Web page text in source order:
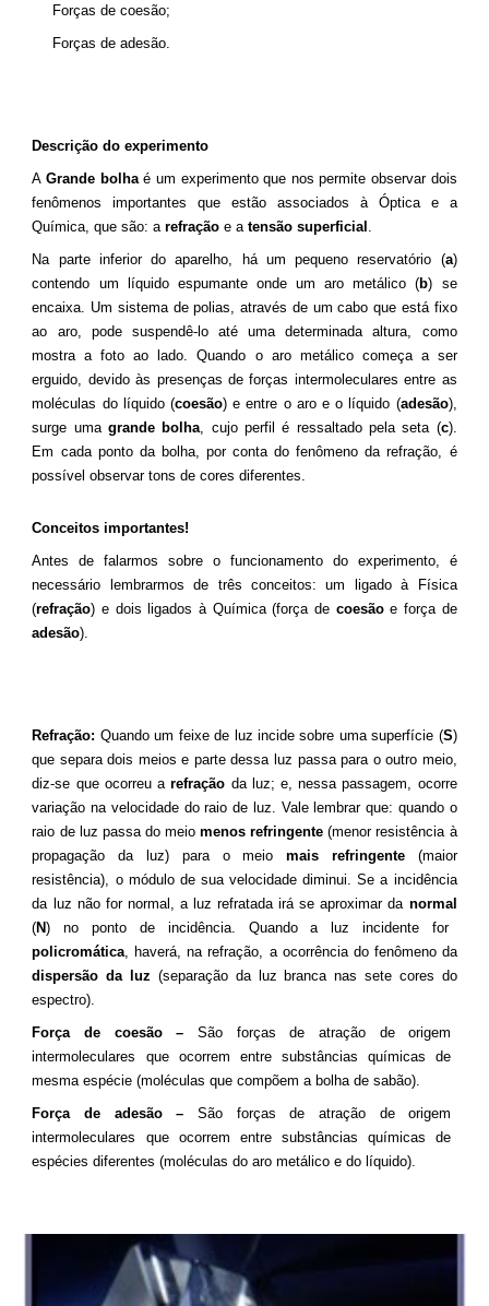
Forças de coesão;
Forças de adesão.
Descrição do experimento
AGrande bolhaé um experimento que nos permite observar dois
fenômenos importantes que estão associados à Óptica e a
Química, que são: arefração e atensão superficial .
Na parte inferior do aparelho, há um pequeno reservatório (a)
contendo um líquido espumante onde um aro metálico (b) se
encaixa. Um sistema de polias, através de um cabo que está fixo
ao aro, pode suspendê-lo até uma determinada altura, como
mostra a foto ao lado. Quando o aro metálico começa a ser
erguido, devido às presenças de forças intermoleculares entre as
moléculas do líquido (coesão) e entre o aro e o líquido (adesão),
surge umagrande bolha, cujo perfil é ressaltado pela seta (c).
Em cada ponto da bolha, por conta do fenômeno da refração, é
possível observar tons de cores diferentes.
Conceitos importantes!
Antes de falarmos sobre o funcionamento do experimento, é
necessário lembrarmos de três conceitos: um ligado à Física
(refração) e dois ligados à Química (força de coesãoe força de
adesão).
Refração: Quando um feixe de luz incide sobre uma superfície (S)
que separa dois meios e parte dessa luz passa para o outro meio,
diz-se que ocorreu arefração da luz; e, nessa passagem, ocorre
variação na velocidade do raio de luz. Vale lembrar que: quando o
raio de luz passa do meiomenos refringente (menor resistência à
propagação da luz) para o meiomais refringente(maior
resistência), o módulo de sua velocidade diminui. Se a incidência
da luz não for normal, a luz refratada irá se aproximar da normal
(N) no ponto de incidência. Quando a luz incidente for
policromática, haverá, na refração, a ocorrência do fenômeno da
dispersão da luz (separação da luz branca nas sete cores do
espectro).
Força de coesão –São forças de atração de origem
intermoleculares que ocorrem entre substâncias químicas de
mesma espécie (moléculas que compõem a bolha de sabão).
Força de adesão –São forças de atração de origem
intermoleculares que ocorrem entre substâncias químicas de
espécies diferentes (moléculas do aro metálico e do líquido).